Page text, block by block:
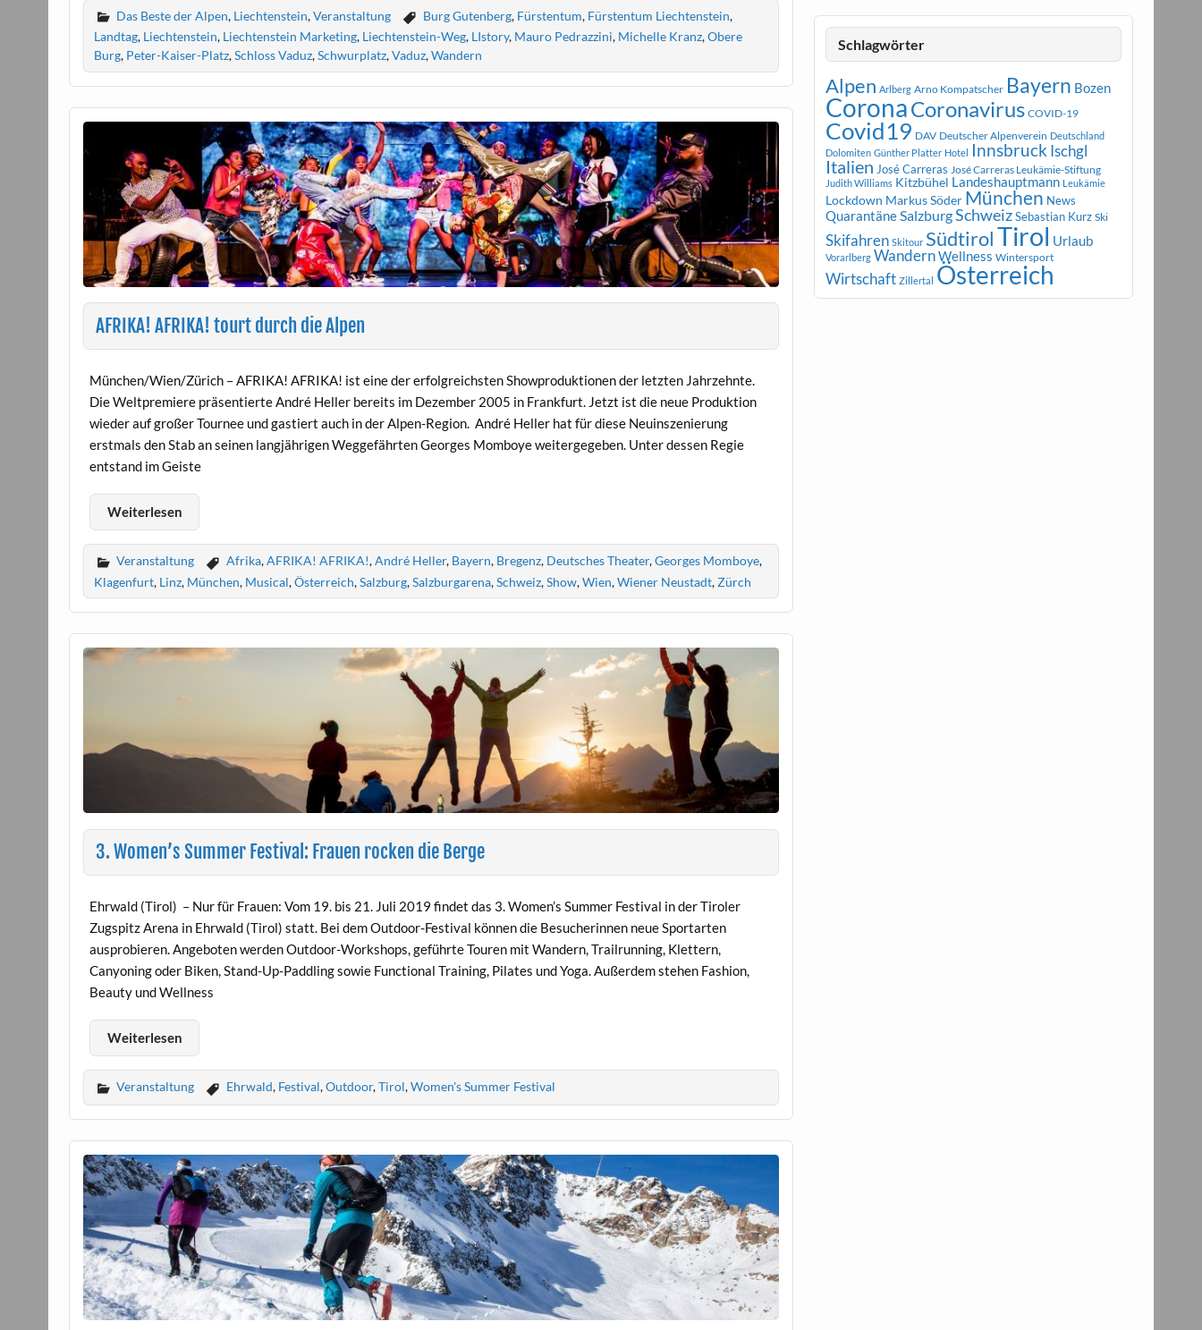
Das Beste der Alpen, Liechtenstein,Veranstaltung Burg Gutenberg, Fürstentum, Fürstentum Liechtenstein,
Landtag, Liechtenstein, Liechtenstein Marketing, Liechtenstein-Weg, LIstory, Mauro Pedrazzini, Michelle Kranz,Obere
Burg, Peter-Kaiser-Platz,Schloss Vaduz,Schwurplatz,Vaduz,Wandern
AFRIKA! AFRIKA! tourt durch die Alpen
München/Wien/Zürich – AFRIKA! AFRIKA! ist eine der erfolgreichsten Showproduktionen der letzten Jahrzehnte.
Die Weltpremiere präsentierte André Heller bereits im Dezember 2005 in Frankfurt. Jetzt ist die neue Produktion
wieder auf großer Tournee und gastiert auch in der Alpen-Region. André Heller hat für diese Neuinszenierung
erstmals den Stab an seinen langjährigen Weggefährten Georges Momboye weitergegeben. Unter dessen Regie
entstand im Geiste
Weiterlesen
Veranstaltung Afrika,AFRIKA! AFRIKA!,André Heller, Bayern, Bregenz, Deutsches Theater,Georges Momboye,
Klagenfurt, Linz, München, Musical,Österreich,Salzburg,Salzburgarena,Schweiz,Show,Wien,Wiener Neustadt,Zürch
3. Women’s Summer Festival: Frauen rocken die Berge
Ehrwald (Tirol) – Nur für Frauen: Vom 19. bis 21. Juli 2019 findet das 3. Women’s Summer Festival in der Tiroler
Zugspitz Arena in Ehrwald (Tirol) statt. Bei dem Outdoor-Festival können die Besucherinnen neue Sportarten
ausprobieren. Angeboten werden Outdoor-Workshops, geführte Touren mit Wandern, Trailrunning, Klettern,
Canyoning oder Biken, Stand-Up-Paddling sowie Functional Training, Pilates und Yoga. Außerdem stehen Fashion,
Beauty und Wellness
Weiterlesen
Veranstaltung Ehrwald, Festival,Outdoor,Tirol,Women's Summer Festival
Schlagwörter
Alpen Arlberg Arno Kompatscher Bayern Bozen
CoronaCoronavirus COVID-19
Covid19 DAV Deutscher Alpenverein Deutschland
Dolomiten Günther Platter Hotel Innsbruck Ischgl
Italien José Carreras José Carreras Leukämie-Stiftung
Judith Williams Kitzbühel Landeshauptmann Leukämie
Lockdown Markus Söder München News
QuarantäneSalzburgSchweiz Sebastian Kurz Ski
Skifahren Skitour SüdtirolTirol Urlaub
Vorarlberg WandernWellness Wintersport
Wirtschaft Zillertal Österreich